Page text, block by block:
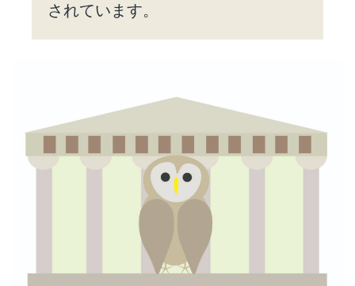
されています。